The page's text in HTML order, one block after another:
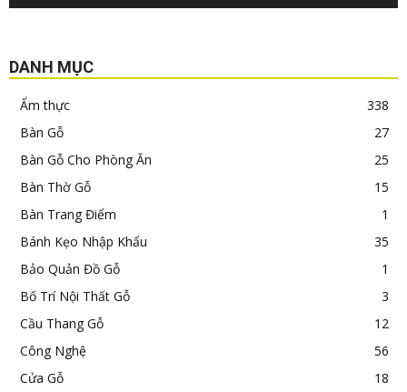
DANH MỤC
Ẩm thực
338
Bàn Gỗ
27
Bàn Gỗ Cho Phòng Ăn
25
Bàn Thờ Gỗ
15
Bàn Trang Điểm
1
Bánh Kẹo Nhập Khẩu
35
Bảo Quản Đồ Gỗ
1
Bố Trí Nội Thất Gỗ
3
Cầu Thang Gỗ
12
Công Nghệ
56
Cửa Gỗ
18